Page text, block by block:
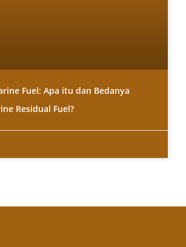
Fuel: Apa itu dan Bedanya
Residual Fuel?